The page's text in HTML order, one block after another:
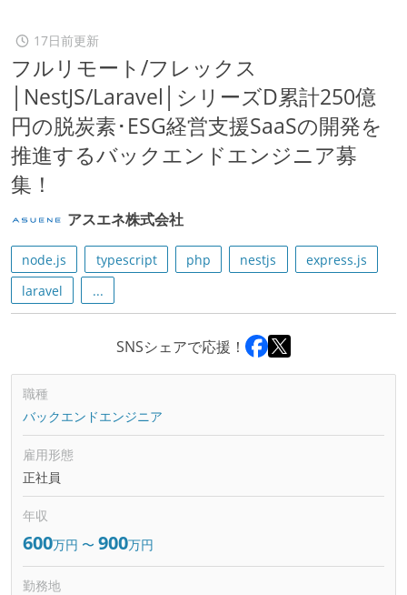
17日前更新
フルリモート/フレックス
│NestJS/Laravel│シリーズD累計250億
円の脱炭素･ESG経営支援SaaSの開発を
推進するバックエンドエンジニア募
集！
アスエネ株式会社
node.js typescript php nestjs
express.js
laravel
...
SNSシェアで応援！
職種
バックエンドエンジニア
雇用形態
正社員
年収
600万円 〜 900万円
勤務地